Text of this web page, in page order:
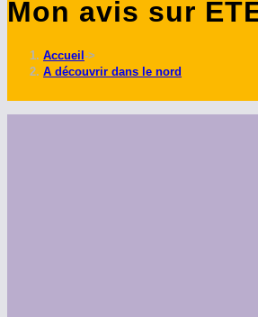
ce
Mon avis sur
Accueil ->
A découvrir dans le nord